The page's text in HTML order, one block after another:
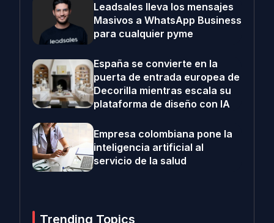
Leadsales lleva los mensajes
Masivos a WhatsApp Business
para cualquier pyme
España se convierte en la
puerta de entrada europea de
Decorilla mientras escala su
plataforma de diseño con IA
Empresa colombiana pone la
inteligencia artificial al
servicio de la salud
Trending Topics